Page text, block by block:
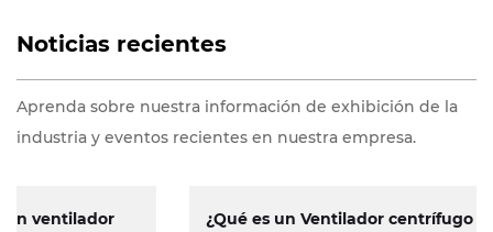
Noticias recientes
Aprenda sobre nuestra información de exhibición de la
industria y eventos recientes en nuestra empresa.
¿Qué es un Ventilador centrífugo de múltiples